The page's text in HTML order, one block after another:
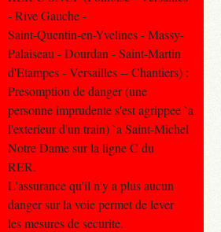
- Rive Gauche -
Saint-Quentin-en-Yvelines - Massy-
Palaiseau - Dourdan - Saint-Martin
d'Etampes - Versailles -- Chantiers) :
Presomption de danger (une
personne imprudente s'est agrippee `a
l'exterieur d'un train) `a Saint-Michel
Notre Dame sur la ligne C du
RER.
L'assurance qu'il n'y a plus aucun
danger sur la voie permet de lever
les mesures de securite.